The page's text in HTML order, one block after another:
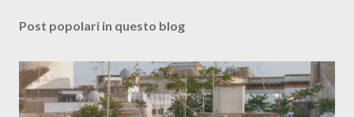
Post popolari in questo blog